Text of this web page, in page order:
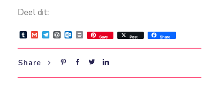
Deel dit:
Tumblr
GmailTelegram
WordPress
Outlook.com
PrintSave Post Share
Share